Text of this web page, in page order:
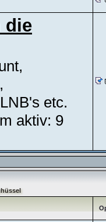
die
etc.
aktiv: 9